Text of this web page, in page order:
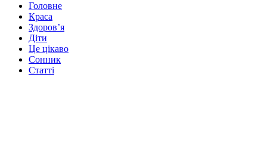
Головне
Краса
Здоров’я
Діти
Це цікаво
Сонник
Статті